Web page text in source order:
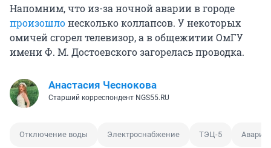
Напомним, что из-за ночной аварии в городе
произошлонесколько коллапсов. У некоторых
омичей сгорел телевизор, а в общежитии ОмГУ
имени Ф. М. Достоевского загорелась проводка.
Анастасия Чеснокова
Старший корреспондент NGS55.RU
Отключение воды Электроснабжение ТЭЦ-5 Авария